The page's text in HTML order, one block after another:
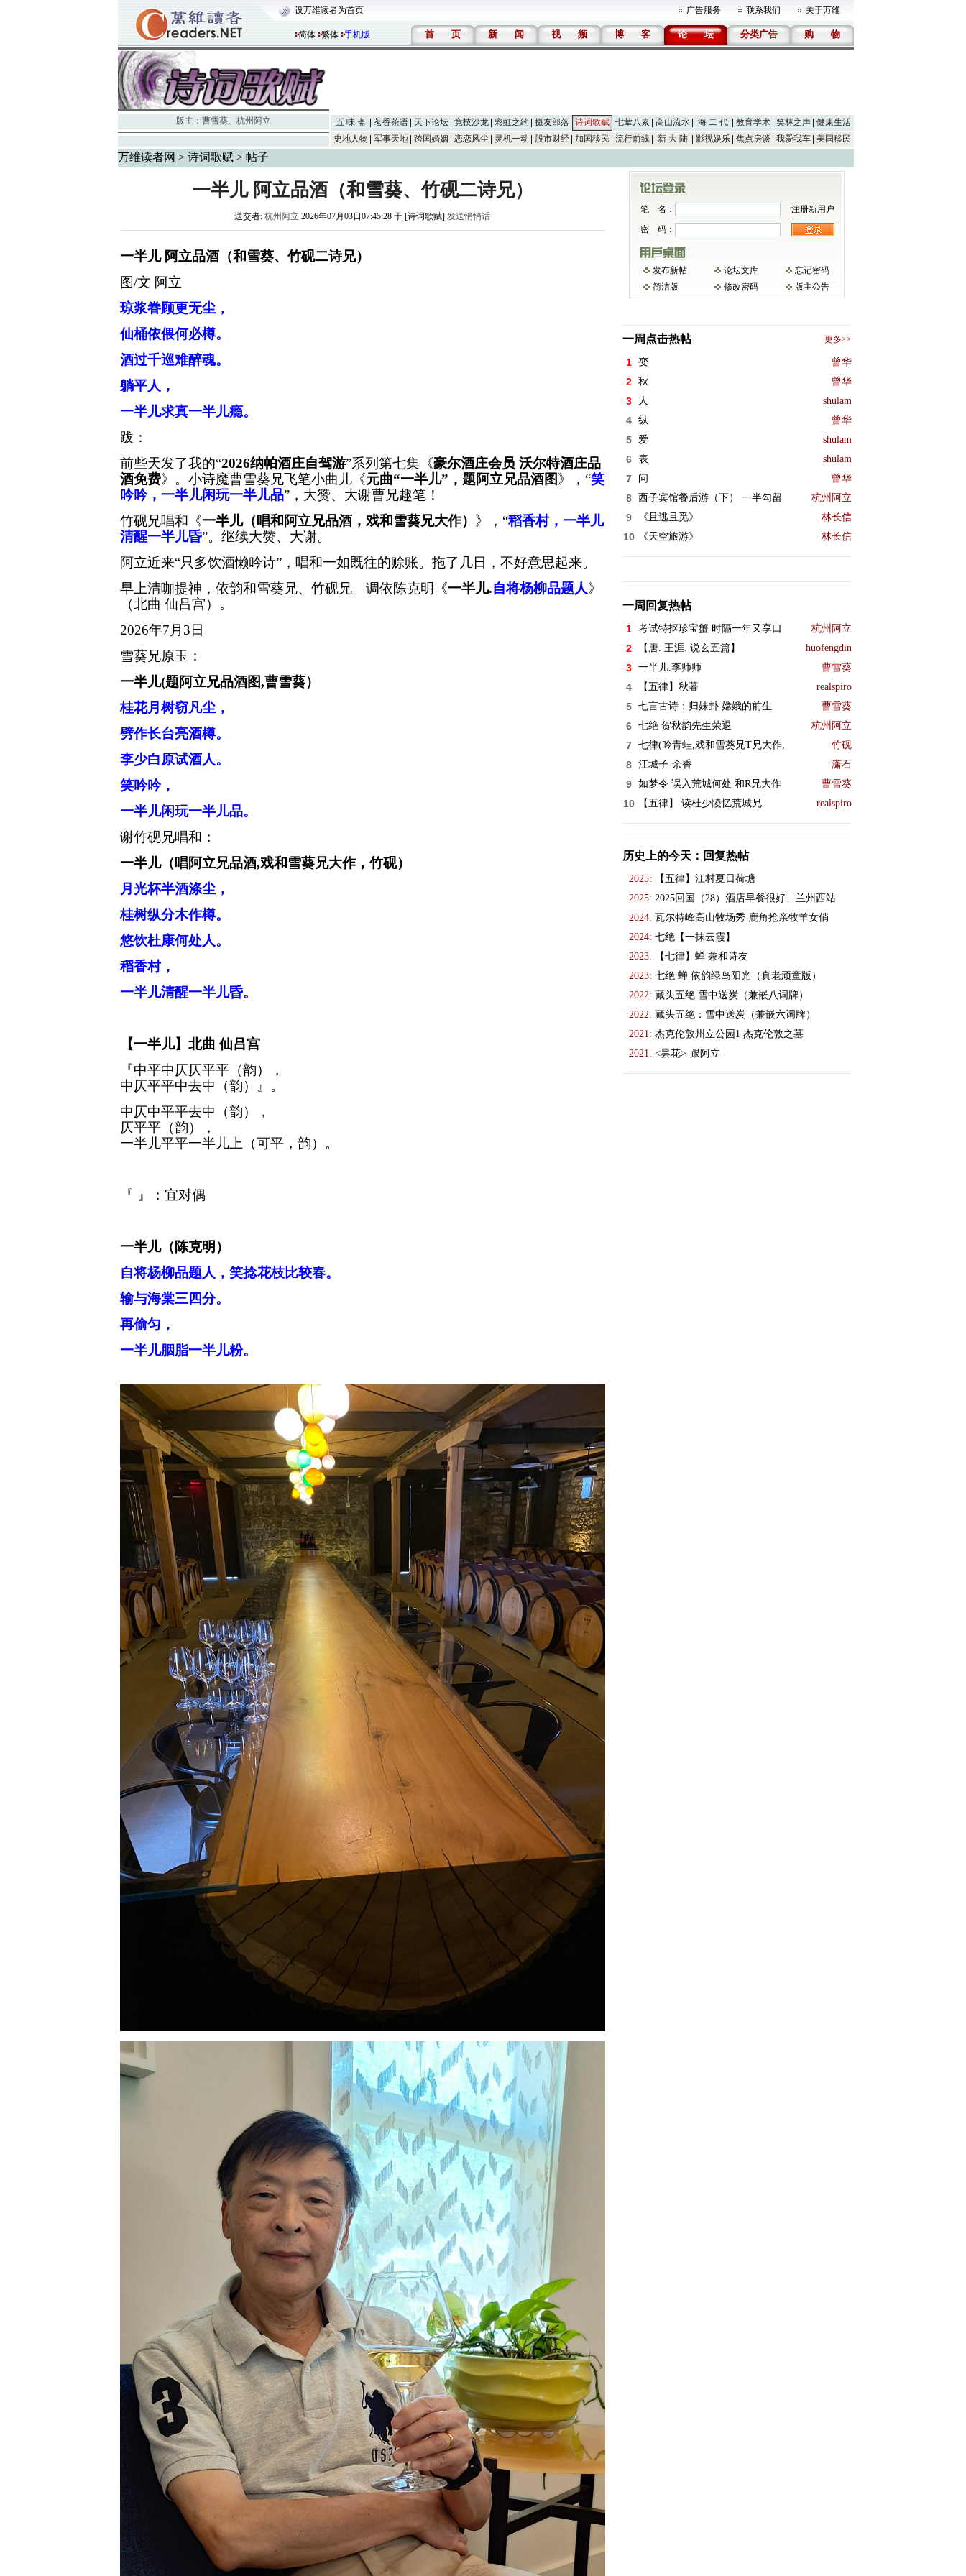
设万维读者为首页 广告服务 联系我们 关于万维
简体 繁体 手机版 首 页 新 闻 视 频 博 客 论 坛 分类广告 购 物
版主： 曹雪葵、 杭州阿立 五 味 斋 茗香茶语 天下论坛 竞技沙龙 彩虹之约 摄友部落 诗词歌赋 七荤八素 高山流水 海 二 代 教育学术 笑林之声
健康生活
史地人物
军事天地 跨国婚姻 恋恋风尘 灵机一动 股市财经 加国移民 流行前线 新 大 陆 影视娱乐 焦点房谈 我爱我车 美国移民
万维读者网 > 诗词歌赋> 帖子
一半儿 阿立品酒（和雪葵、竹砚二诗兄）
送交者: 杭州阿立 2026年07月03日07:45:28 于 [诗词歌赋] 发送悄悄话
一半儿 阿立品酒（和雪葵、竹砚二诗兄）
图/文 阿立
琼浆眷顾更无尘，
仙桶依偎何必樽。
酒过千巡难醉魂。
躺平人，
一半儿求真一半儿瘾。
跋：
前些天发了我的“2026纳帕酒庄自驾游”系列第七集《豪尔酒庄会员 沃尔特酒庄品
酒免费》。小诗魔曹雪葵兄飞笔小曲儿《元曲“一半儿”，题阿立兄品酒图》， “笑
吟吟，一半儿闲玩一半儿品”，大赞、大谢曹兄趣笔！
竹砚兄唱和《一半儿（唱和阿立兄品酒，戏和雪葵兄大作） 》， “稻香村，一半儿
清醒一半儿昏”。继续大赞、大谢。
阿立近来“只多饮酒懒吟诗”，唱和一如既往的赊账。拖了几日，不好意思起来。
早上清咖提神，依韵和雪葵兄、竹砚兄。调依陈克明《一半儿.自将杨柳品题人》
（北曲 仙吕宫）。
2026年7月3日
雪葵兄原玉：
一半儿(题阿立兄品酒图,曹雪葵）
桂花月树窃凡尘，
劈作长台亮酒樽。
李少白原试酒人。
笑吟吟，
一半儿闲玩一半儿品。
谢竹砚兄唱和：
一半儿（唱阿立兄品酒,戏和雪葵兄大作，竹砚）
月光杯半酒涤尘，
桂树纵分木作樽。
悠饮杜康何处人。
稻香村，
一半儿清醒一半儿昏。
【一半儿】 北曲 仙吕宫
『中平中仄仄平平（韵），
中仄平平中去中 （韵） 』
。
中仄中平平去中 （韵），
仄平平（韵），
一半儿平平一半儿上（可平，韵）。
『 』 ： 宜对偶
一半儿（陈克明）
自将杨柳品题人，笑捻花枝比较春。
输与海棠三四分。
再偷匀，
一半儿胭脂一半儿粉。
笔 名：
注册新用户
密 码：
发布新帖 论坛文库
忘记密码
简洁版
修改密码 版主公告
一周点击热帖 更多>>
1 变 曾华
2 秋 曾华
3 人 shulam
4 纵 曾华
5 爱 shulam
6 表 shulam
7 问 曾华
8 西子宾馆餐后游（下） 一半勾留 杭州阿立
9 《且逃且觅》 林长信
10 《天空旅游》 林长信
一周回复热帖
1 考试特抠珍宝蟹 时隔一年又享口 杭州阿立
2 【唐. 王涯. 说玄五篇】 huofengdin
3 一半儿.李师师 曹雪葵
4 【五律】秋暮 realspiro
5 七言古诗：归妹卦 嫦娥的前生 曹雪葵
6 七绝 贺秋韵先生荣退 杭州阿立
7 七律(吟青蛙,戏和雪葵兄T兄大作, 竹砚
8 江城子-余香 潇石
9 如梦令 误入荒城何处 和R兄大作 曹雪葵
10 【五律】 读杜少陵忆荒城兄 realspiro
历史上的今天：回复热帖
2025:
【五律】江村夏日荷塘
2025: 2025回国（28）酒店早餐很好、兰州西站
2024: 瓦尔特峰高山牧场秀 鹿角抢亲牧羊女俏
2024: 七绝【一抹云霞】
2023:
【七律】蝉 兼和诗友
2023: 七绝 蝉 依韵绿岛阳光（真老顽童版）
2022: 藏头五绝 雪中送炭（兼嵌八词牌）
2022: 藏头五绝：雪中送炭（兼嵌六词牌）
2021: 杰克伦敦州立公园1 杰克伦敦之墓
2021: <昙花>-跟阿立